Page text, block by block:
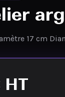
17 cm
HT